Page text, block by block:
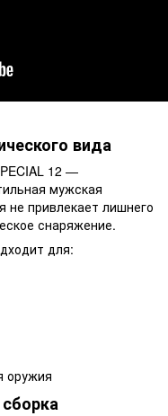
вида
12 —
мужская
не привлекает лишнего
снаряжение.
для:
оружия